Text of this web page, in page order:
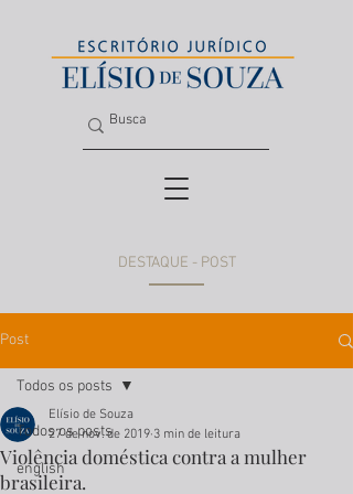
DESTAQUE - POST
Post
Todos os posts
english
Todos os posts
Violência doméstica contra a mulher
brasileira.
Elísio de Souza
27 de nov. de 2019 3 min de leitura